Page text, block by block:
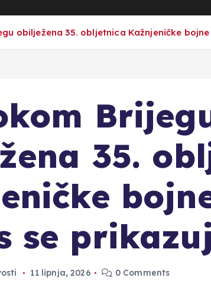
obilježena 35. obljetnica Kažnjeničke
35.
se
11 lipnja, 2026 0 Comments